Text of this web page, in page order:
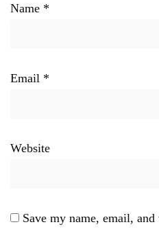
Name *
Email *
Website
Save my name, email,